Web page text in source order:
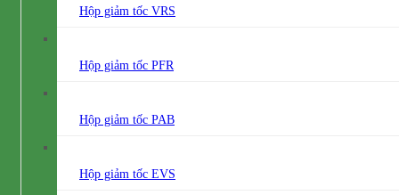
Hộp giảm tốc VRS
Hộp giảm tốc PFR
Hộp giảm tốc PAB
Hộp giảm tốc EVS